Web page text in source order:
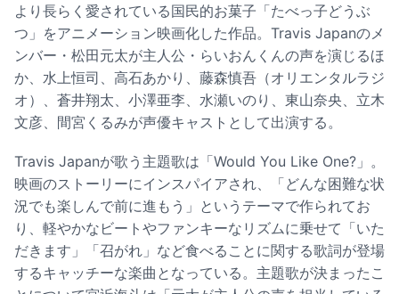
より長らく愛されている国民的お菓子「たべっ子どうぶ
つ」をアニメーション映画化した作品。Travis Japanのメ
ンバー・松田元太が主人公・らいおんくんの声を演じるほ
か、水上恒司、高石あかり、藤森慎吾（オリエンタルラジ
オ）、蒼井翔太、小澤亜李、水瀬いのり、東山奈央、立木
文彦、間宮くるみが声優キャストとして出演する。
Travis Japanが歌う主題歌は「Would You Like One?」。
映画のストーリーにインスパイアされ、「どんな困難な状
況でも楽しんで前に進もう」というテーマで作られてお
り、軽やかなビートやファンキーなリズムに乗せて「いた
だきます」「召がれ」など食べることに関する歌詞が登場
するキャッチーな楽曲となっている。主題歌が決まったこ